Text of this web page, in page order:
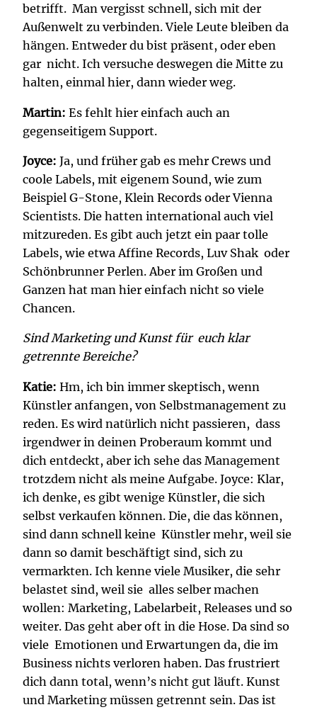
betrifft. Man vergisst schnell, sich mit der
Außenwelt zu verbinden. Viele Leute bleiben da
hängen. Entweder du bist präsent, oder eben
gar nicht. Ich versuche deswegen die Mitte zu
halten, einmal hier, dann wieder weg.
Martin: Es fehlt hier einfach auch an
gegenseitigem Support.
Joyce: Ja, und früher gab es mehr Crews und
coole Labels, mit eigenem Sound, wie zum
Beispiel G-Stone, Klein Records oder Vienna
Scientists. Die hatten international auch viel
mitzureden. Es gibt auch jetzt ein paar tolle
Labels, wie etwa Affine Records, Luv Shak oder
Schönbrunner Perlen. Aber im Großen und
Ganzen hat man hier einfach nicht so viele
Chancen.
Sind Marketing und Kunst für euch klar
getrennte Bereiche?
Katie: Hm, ich bin immer skeptisch, wenn
Künstler anfangen, von Selbstmanagement zu
reden. Es wird natürlich nicht passieren, dass
irgendwer in deinen Proberaum kommt und
dich entdeckt, aber ich sehe das Management
trotzdem nicht als meine Aufgabe. Joyce: Klar,
ich denke, es gibt wenige Künstler, die sich
selbst verkaufen können. Die, die das können,
sind dann schnell keine Künstler mehr, weil sie
dann so damit beschäftigt sind, sich zu
vermarkten. Ich kenne viele Musiker, die sehr
belastet sind, weil sie alles selber machen
wollen: Marketing, Labelarbeit, Releases und so
weiter. Das geht aber oft in die Hose. Da sind so
viele Emotionen und Erwartungen da, die im
Business nichts verloren haben. Das frustriert
dich dann total, wenn’s nicht gut läuft. Kunst
und Marketing müssen getrennt sein. Das ist